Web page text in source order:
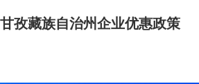
甘孜藏族自治州企业优惠政策